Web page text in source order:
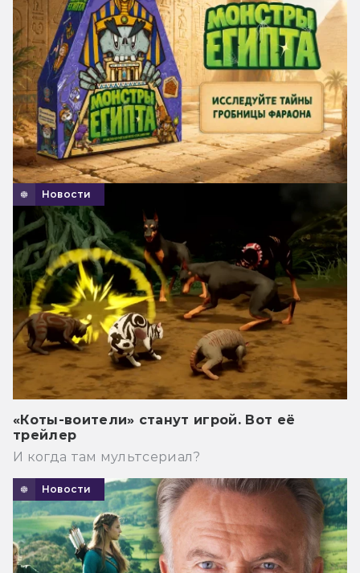
Новости
«Коты-воители» станут игрой. Вот её
трейлер
И когда там мультсериал?
Новости